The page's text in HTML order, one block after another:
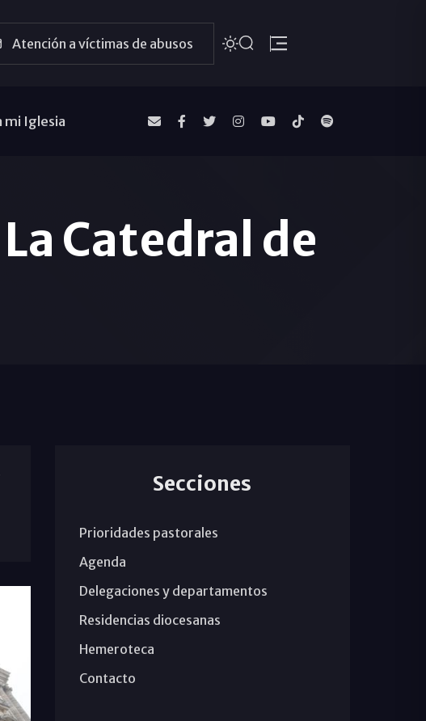
Atención a víctimas de abusos
mi Iglesia
Catedral de
Secciones
Prioridades pastorales
Agenda
Delegaciones y departamentos
Residencias diocesanas
Hemeroteca
Contacto